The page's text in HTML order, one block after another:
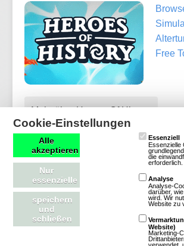
Free
Mehr über Heroes Of History
Bauernhof Spiel
8 Bewertungen
Cookie-Einstellungen
Alle
akzeptieren
Nur
essenzielle
speichern
und
schließen
Essenziell
Essenzielle
die
erforderlich.
Analyse
Analyse-
darüber,
wird. Wir
Website zu
Website)
Marketing-